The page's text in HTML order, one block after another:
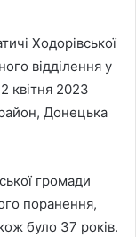
Ходорівської
відділення у
квітня 2023
Донецька
громади
поранення,
було 37 років.